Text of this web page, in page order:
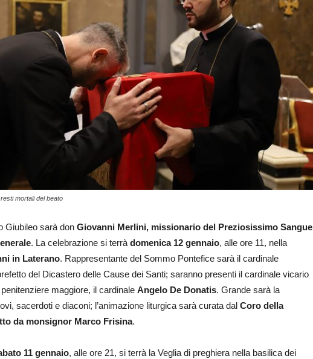
mortali del beato
Giubileo sarà donGiovanni Merlini, missionario del Preziosissimo Sangue
. La celebrazione si terràdomenica 12 gennaio, alle ore 11, nella
in Laterano. Rappresentante del Sommo Pontefice sarà il cardinale
del Dicastero delle Cause dei Santi; saranno presenti il cardinale vicario
maggiore, il cardinaleAngelo De Donatis. Grande sarà la
sacerdoti e diaconi; l’animazione liturgica sarà curata dalCoro della
da monsignor Marco Frisina.
11 gennaio, alle ore 21, si terrà la Veglia di preghiera nella basilica dei